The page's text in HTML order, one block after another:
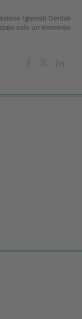
Igienisti Dentali
solo un momento